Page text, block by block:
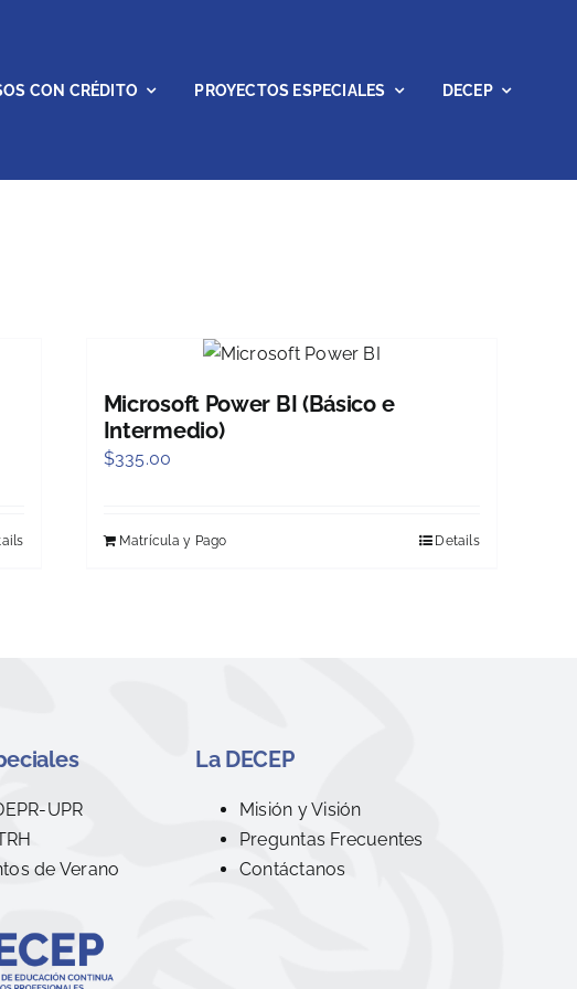
CON CRÉDITO PROYECTOS ESPECIALES DECEP
Microsoft Power BI (Básico e
Intermedio)
$335.00
Matrícula y Pago Details
UPR
de Verano
La DECEP
Misión y Visión
Preguntas Frecuentes
Contáctanos